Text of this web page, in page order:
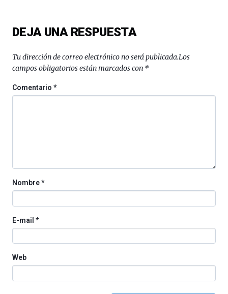
DEJA UNA RESPUESTA
Tu dirección de correo electrónico no será publicada.Los
campos obligatorios están marcados con *
Comentario*
Nombre*
E-mail *
Web